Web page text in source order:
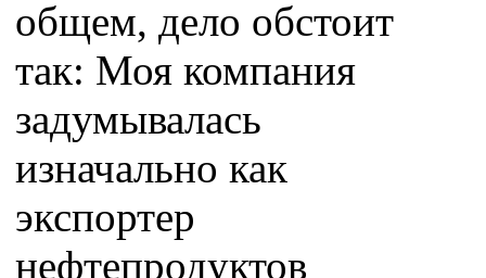
общем, дело обстоит
так: Моя компания
задумывалась
изначально как
экспортер
нефтепродуктов